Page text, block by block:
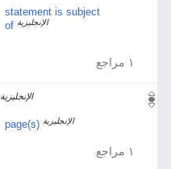
statement is subject
of الإنجليزية
١ مراجع
الإنجليزية
page(s) الإنجليزية
١ مراجع